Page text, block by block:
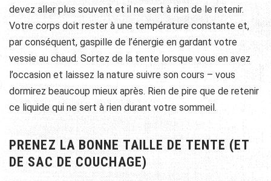
devez aller plus souvent et il ne sert à rien de le retenir.
Votre corps doit rester à une température constante et,
par conséquent, gaspille de l’énergie en gardant votre
vessie au chaud. Sortez de la tente lorsque vous en avez
l’occasion et laissez la nature suivre son cours – vous
dormirez beaucoup mieux après. Rien de pire que de retenir
ce liquide qui ne sert à rien durant votre sommeil.
PRENEZ LA BONNE TAILLE DE TENTE (ET
DE SAC DE COUCHAGE)